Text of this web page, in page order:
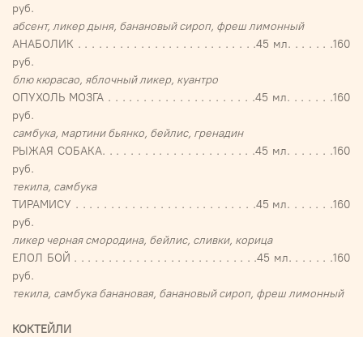
руб.
абсент, ликер дыня, банановый сироп, фреш лимонный
АНАБОЛИК . . . . . . . . . . . . . . . . . . . . . . . . . .45 мл. . . . . . .160
руб.
блю кюрасао, яблочный ликер, куантро
ОПУХОЛЬ МОЗГА . . . . . . . . . . . . . . . . . . . . .45 мл. . . . . . .160
руб.
самбука, мартини бьянко, бейлис, гренадин
РЫЖАЯ СОБАКА. . . . . . . . . . . . . . . . . . . . . .45 мл. . . . . . .160
руб.
текила, самбука
ТИРАМИСУ . . . . . . . . . . . . . . . . . . . . . . . . . .45 мл. . . . . . .160
руб.
ликер черная смородина, бейлис, сливки, корица
ЕЛОЛ БОЙ . . . . . . . . . . . . . . . . . . . . . . . . . . .45 мл. . . . . . .160
руб.
текила, самбука банановая, банановый сироп, фреш лимонный
КОКТЕЙЛИ